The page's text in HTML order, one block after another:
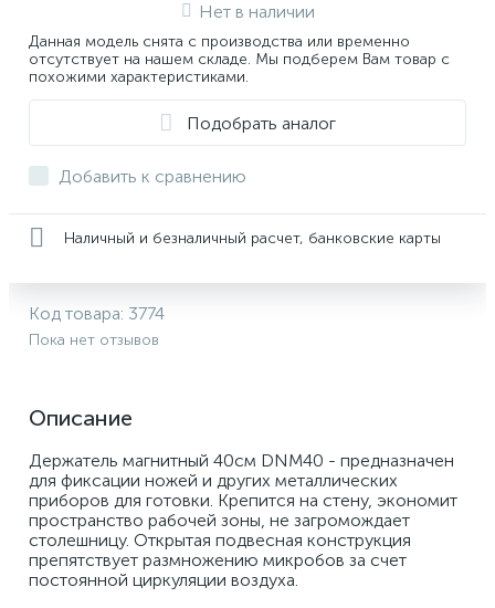
Нет в наличии
Данная модель снята с производства или временно
отсутствует на нашем складе. Мы подберем Вам товар с
похожими характеристиками.
Подобрать аналог
Добавить к сравнению
Наличный и безналичный расчет, банковские карты
Код товара: 3774
Пока нет отзывов
Описание
Держатель магнитный 40см DNM40 - предназначен
для фиксации ножей и других металлических
приборов для готовки. Крепится на стену, экономит
пространство рабочей зоны, не загромождает
столешницу. Открытая подвесная конструкция
препятствует размножению микробов за счет
постоянной циркуляции воздуха.